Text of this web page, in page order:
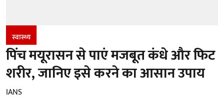
स्वास्थ्य
पिंच मयूरासन से पाएं मजबूत कंधे और फिट
शरीर, जानिए इसे करने का आसान उपाय
IANS